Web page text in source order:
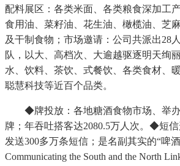
配料展区：各类米面、各类粮食深加工
食用油、菜籽油、花生油、橄榄油、芝
及干制食物；市场邀请：公司共派出28
队，以大、高档次、大逾越驱逐明天绚
水、饮料、茶饮、式餐饮、各类食材、
聪慧科技等近百个品类。
◆牌投放：各地糖酒食物市场、举办
牌；年吞吐搭客达2080.5万人次。◆短
发送300多万条短信；是名副其实的“啤酒
Communicating the South and the North